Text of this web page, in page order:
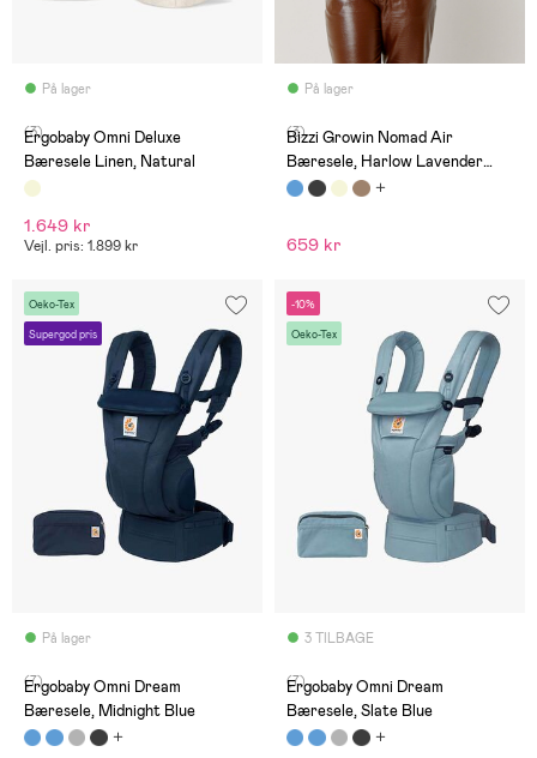
På lager
(3)
Ergobaby Omni Deluxe
Bæresele Linen, Natural
1.649 kr
Vejl. pris: 1.899 kr
På lager
(3)
Bizzi Growin Nomad Air
Bæresele, Harlow Lavender
Blue
659 kr
Oeko-Tex
Supergod pris
På lager
(7)
Ergobaby Omni Dream
Bæresele, Midnight Blue
-10%
Oeko-Tex
3 TILBAGE
(7)
Ergobaby Omni Dream
Bæresele, Slate Blue